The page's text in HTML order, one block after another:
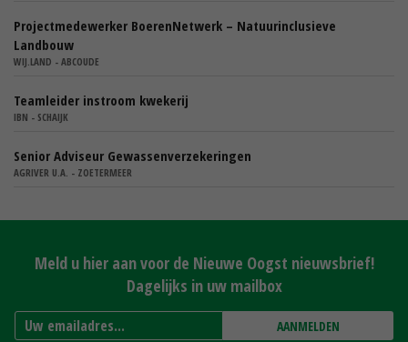
Projectmedewerker BoerenNetwerk – Natuurinclusieve
Landbouw
WIJ.LAND - ABCOUDE
Teamleider instroom kwekerij
IBN - SCHAIJK
Senior Adviseur Gewassenverzekeringen
AGRIVER U.A. - ZOETERMEER
Meld u hier aan voor de Nieuwe Oogst nieuwsbrief!
Dagelijks in uw mailbox
AANMELDEN